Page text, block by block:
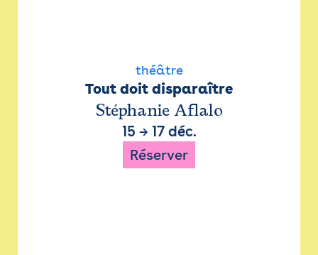
théâtre
Tout doit disparaître
Stéphanie Aflalo
15 → 17 déc.
Réserver